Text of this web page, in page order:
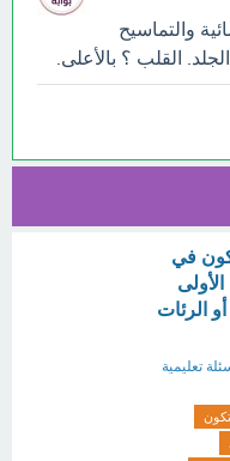
والتماسيح
القلب ؟ بالأعلى.
في
الرئات
تعليمية
تكون